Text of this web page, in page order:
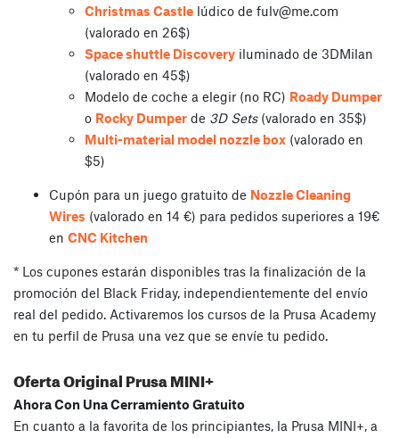
Christmas Castle lúdico de fulv@me.com
(valorado en 26$)
Space shuttle Discovery iluminado de 3DMilan
(valorado en 45$)
Modelo de coche a elegir (no RC) Roady Dumper
o Rocky Dumper de 3D Sets(valorado en 35$)
Multi-material model nozzle box (valorado en
$5)
Cupón para un juego gratuito de Nozzle Cleaning
Wires (valorado en 14 €) para pedidos superiores a 19€
en CNC Kitchen
* Los cupones estarán disponibles tras la finalización de la
promoción del Black Friday, independientemente del envío
real del pedido. Activaremos los cursos de la Prusa Academy
en tu perfil de Prusa una vez que se envíe tu pedido.
Oferta Original Prusa MINI+
Ahora Con Una Cerramiento Gratuito
En cuanto a la favorita de los principiantes, la Prusa MINI+, a